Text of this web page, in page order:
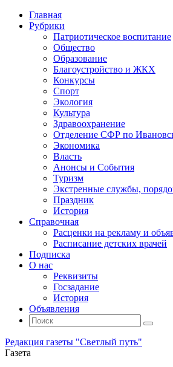
Главная
Рубрики
Патриотическое воспитание
Общество
Образование
Благоустройство и ЖКХ
Конкурсы
Спорт
Экология
Культура
Здравоохранение
Отделение СФР по
Экономика
Власть
Анонсы и События
Туризм
Экстренные службы,
Праздник
История
Справочная
Расценки на рекламу и
Расписание детских врачей
Подписка
О нас
Реквизиты
Госзадание
История
Объявления
Поиск
Искать:
Поиск
Редакция газеты "Светлый путь"
Газета